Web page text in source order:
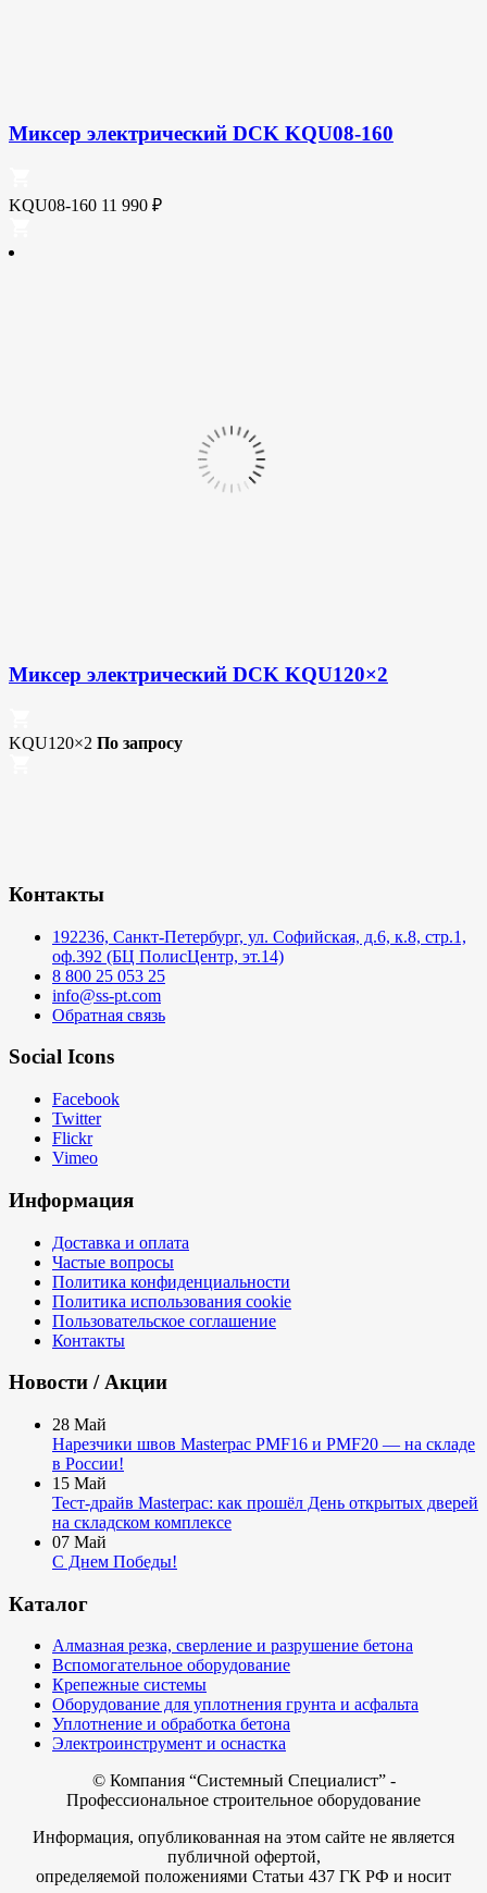
Миксер электрический DCK KQU08-160
KQU08-160 11 990 ₽
Миксер электрический DCK KQU120×2
KQU120×2 По запросу
Контакты
192236, Санкт-Петербург, ул. Софийская, д.6, к.8, стр.1,
оф.392 (БЦ ПолисЦентр, эт.14)
8 800 25 053 25
info@ss-pt.com
Обратная связь
Social Icons
Facebook
Twitter
Flickr
Vimeo
Информация
Доставка и оплата
Частые вопросы
Политика конфиденциальности
Политика использования cookie
Пользовательское соглашение
Контакты
Новости / Акции
28 Май
Нарезчики швов Masterpac PMF16 и PMF20 — на складе
в России!
15 Май
Тест-драйв Masterpac: как прошёл День открытых дверей
на складском комплексе
07 Май
С Днем Победы!
Каталог
Алмазная резка, сверление и разрушение бетона
Вспомогательное оборудование
Крепежные системы
Оборудование для уплотнения грунта и асфальта
Уплотнение и обработка бетона
Электроинструмент и оснастка
© Компания “Системный Специалист” -
Профессиональное строительное оборудование
Информация, опубликованная на этом сайте не является
публичной офертой,
определяемой положениями Статьи 437 ГК РФ и носит